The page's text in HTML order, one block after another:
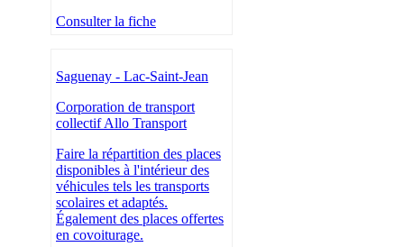
Consulter la fiche
Saguenay - Lac-Saint-Jean
Corporation de transport
collectif Allo Transport
Faire la répartition des places
disponibles à l'intérieur des
véhicules tels les transports
scolaires et adaptés.
Également des places offertes
en covoiturage.